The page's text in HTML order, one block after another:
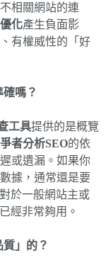
相關網站的連
化產生負面影
有權威性的「好
嗎？
工具提供的是概覽
者分析SEO的依
或遺漏。如果你
據，通常還是要
於一般網站主或
經非常夠用。
」的？